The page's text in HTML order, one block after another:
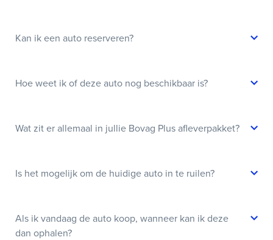
Kan ik een auto reserveren?
Hoe weet ik of deze auto nog beschikbaar is?
Wat zit er allemaal in jullie Bovag Plus afleverpakket?
Is het mogelijk om de huidige auto in te ruilen?
Als ik vandaag de auto koop, wanneer kan ik deze
dan ophalen?